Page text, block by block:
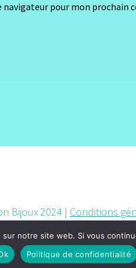
pour mon prochain
Bijoux 2024 | Conditions
notre site web. Si vous
Politique de confidentialité